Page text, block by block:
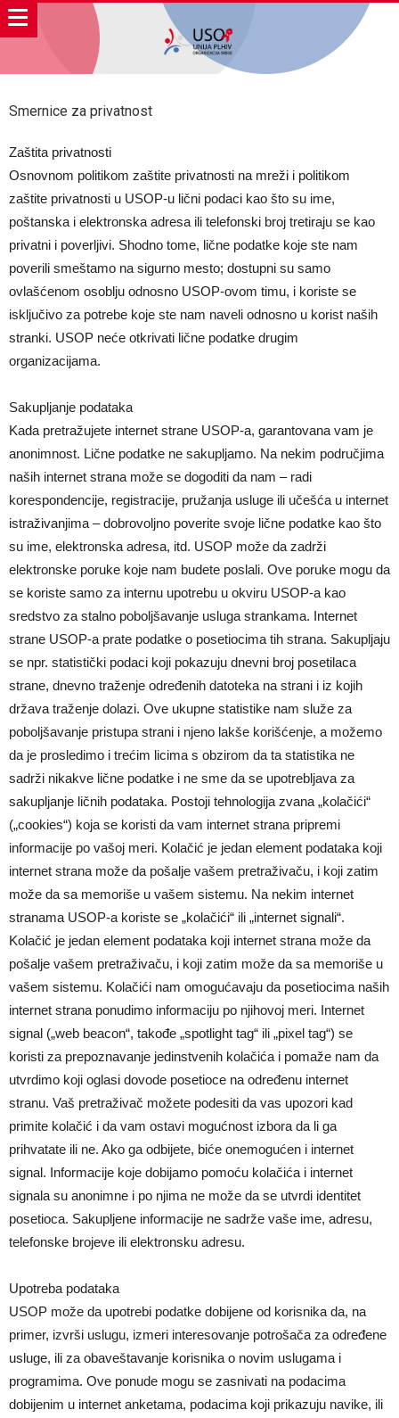
Smernice za privatnost
Zaštita privatnosti
Osnovnom politikom zaštite privatnosti na mreži i politikom
zaštite privatnosti u USOP-u lični podaci kao što su ime,
poštanska i elektronska adresa ili telefonski broj tretiraju se kao
privatni i poverljivi. Shodno tome, lične podatke koje ste nam
poverili smeštamo na sigurno mesto; dostupni su samo
ovlašćenom osoblju odnosno USOP-ovom timu, i koriste se
isključivo za potrebe koje ste nam naveli odnosno u korist naših
stranki. USOP neće otkrivati lične podatke drugim
organizacijama.
Sakupljanje podataka
Kada pretražujete internet strane USOP-a, garantovana vam je
anonimnost. Lične podatke ne sakupljamo. Na nekim područjima
naših internet strana može se dogoditi da nam – radi
korespondencije, registracije, pružanja usluge ili učešća u internet
istraživanjima – dobrovoljno poverite svoje lične podatke kao što
su ime, elektronska adresa, itd. USOP može da zadrži
elektronske poruke koje nam budete poslali. Ove poruke mogu da
se koriste samo za internu upotrebu u okviru USOP-a kao
sredstvo za stalno poboljšavanje usluga strankama. Internet
strane USOP-a prate podatke o posetiocima tih strana. Sakupljaju
se npr. statistički podaci koji pokazuju dnevni broj posetilaca
strane, dnevno traženje određenih datoteka na strani i iz kojih
država traženje dolazi. Ove ukupne statistike nam služe za
poboljšavanje pristupa strani i njeno lakše korišćenje, a možemo
da je prosledimo i trećim licima s obzirom da ta statistika ne
sadrži nikakve lične podatke i ne sme da se upotrebljava za
sakupljanje ličnih podataka. Postoji tehnologija zvana „kolačići“
(„cookies“) koja se koristi da vam internet strana pripremi
informacije po vašoj meri. Kolačić je jedan element podataka koji
internet strana može da pošalje vašem pretraživaču, i koji zatim
može da sa memoriše u vašem sistemu. Na nekim internet
stranama USOP-a koriste se „kolačići“ ili „internet signali“.
Kolačić je jedan element podataka koji internet strana može da
pošalje vašem pretraživaču, i koji zatim može da sa memoriše u
vašem sistemu. Kolačići nam omogućavaju da posetiocima naših
internet strana ponudimo informaciju po njihovoj meri. Internet
signal („web beacon“, takođe „spotlight tag“ ili „pixel tag“) se
koristi za prepoznavanje jedinstvenih kolačića i pomaže nam da
utvrdimo koji oglasi dovode posetioce na određenu internet
stranu. Vaš pretraživač možete podesiti da vas upozori kad
primite kolačić i da vam ostavi mogućnost izbora da li ga
prihvatate ili ne. Ako ga odbijete, biće onemogućen i internet
signal. Informacije koje dobijamo pomoću kolačića i internet
signala su anonimne i po njima ne može da se utvrdi identitet
posetioca. Sakupljene informacije ne sadrže vaše ime, adresu,
telefonske brojeve ili elektronsku adresu.
Upotreba podataka
USOP može da upotrebi podatke dobijene od korisnika da, na
primer, izvrši uslugu, izmeri interesovanje potrošača za određene
usluge, ili za obaveštavanje korisnika o novim uslugama i
programima. Ove ponude mogu se zasnivati na podacima
dobijenim u internet anketama, podacima koji prikazuju navike, ili